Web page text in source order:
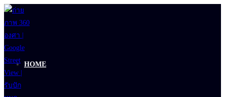
Skip
to
content
HOME